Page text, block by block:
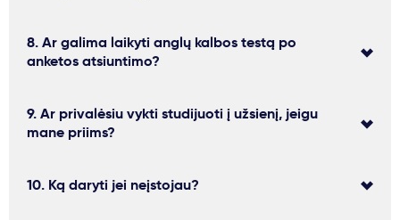
8. Ar galima laikyti anglų kalbos testą po
anketos atsiuntimo?
9. Ar privalėsiu vykti studijuoti į užsienį, jeigu
mane priims?
10. Ką daryti jei neįstojau?